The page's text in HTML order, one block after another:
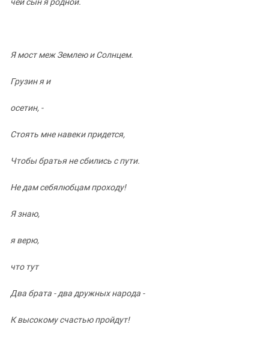
Я мост меж Землею и Солнцем.
Грузин я и
осетин, -
Стоять мне навеки придется,
Чтобы братья не сбились с пути.
Не дам себялюбцам проходу!
Я знаю,
я верю,
что тут
Два брата - два дружных народа -
К высокому счастью пройдут!